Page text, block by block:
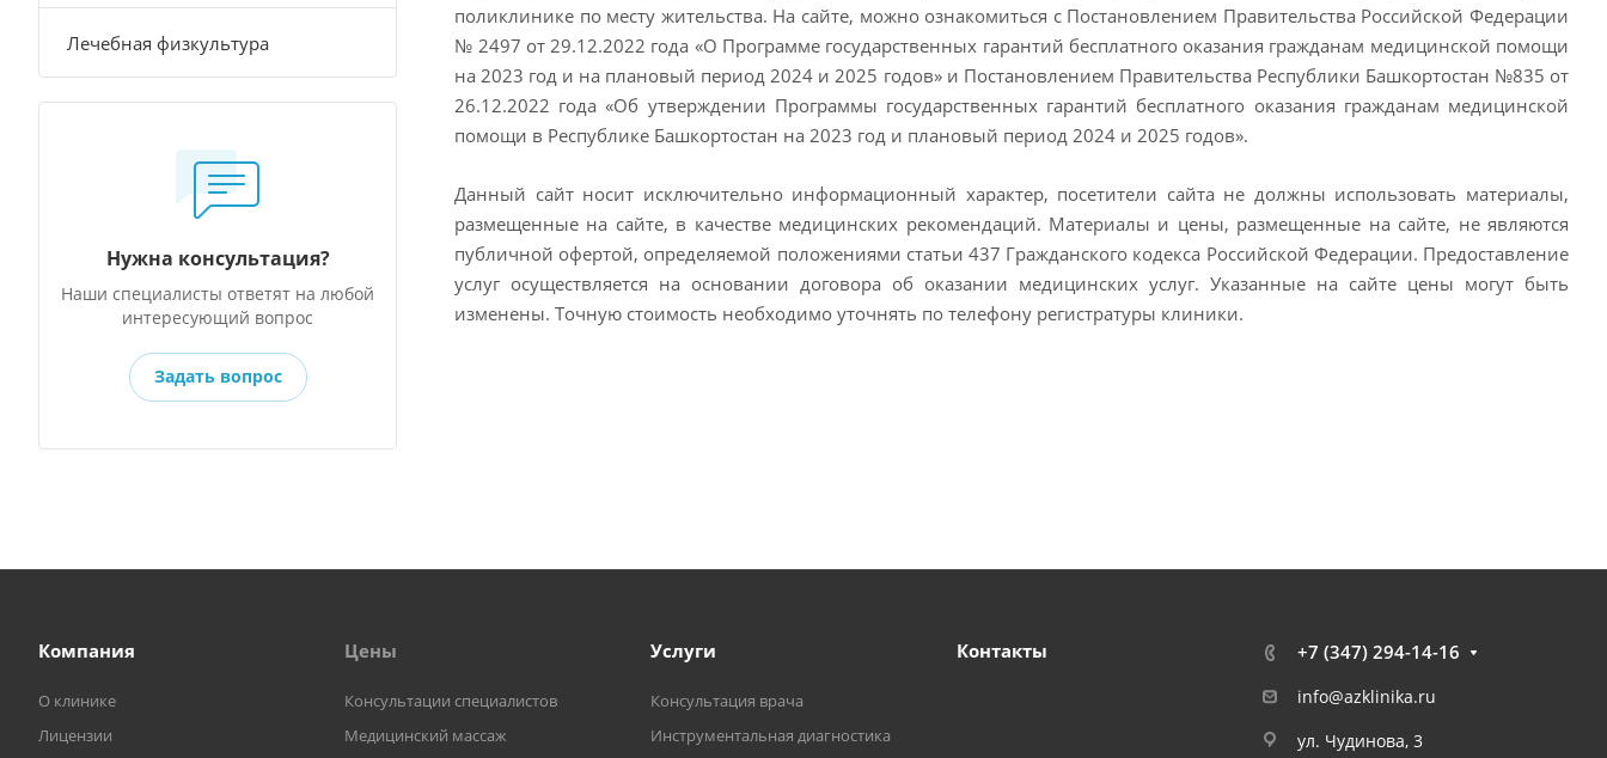
поликлинике по месту жительства. На сайте, можно ознакомиться с Постановлением Правительства Российской Федерации
№ 2497 от 29.12.2022 года «О Программе государственных гарантий бесплатного оказания гражданам медицинской помощи
на 2023 год и на плановый период 2024 и 2025 годов» и Постановлением Правительства Республики Башкортостан №835 от
26.12.2022 года «Об утверждении Программы государственных гарантий бесплатного оказания гражданам медицинской
помощи в Республике Башкортостан на 2023 год и плановый период 2024 и 2025 годов».
Данный сайт носит исключительно информационный характер, посетители сайта не должны использовать материалы,
размещенные на сайте, в качестве медицинских рекомендаций. Материалы и цены, размещенные на сайте, не являются
публичной офертой, определяемой положениями статьи 437 Гражданского кодекса Российской Федерации. Предоставление
услуг осуществляется на основании договора об оказании медицинских услуг. Указанные на сайте цены могут быть
изменены. Точную стоимость необходимо уточнять по телефону регистратуры клиники.
Лечебная физкультура
Нужна консультация?
Наши специалисты ответят на любой
интересующий вопрос
Задать вопрос
Компания
О клинике
Лицензии
Цены
Консультации специалистов
Медицинский массаж
Услуги
Консультация врача
Инструментальная диагностика
Контакты +7 (347) 294-14-16
info@azklinika.ru
ул. Чудинова, 3